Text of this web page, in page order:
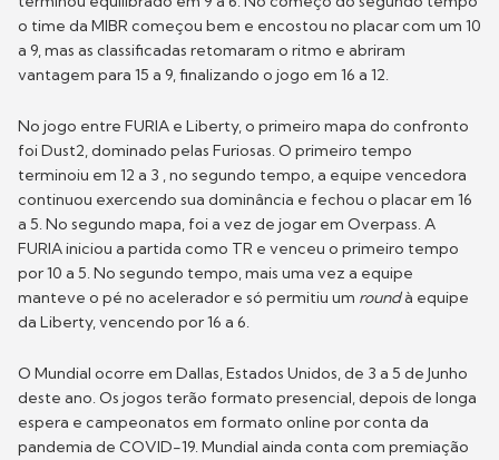
o time da MIBR começou bem e encostou no placar com um 10
a 9, mas as classificadas retomaram o ritmo e abriram
vantagem para 15 a 9, finalizando o jogo em 16 a 12.
No jogo entre FURIA e Liberty, o primeiro mapa do confronto
foi Dust2, dominado pelas Furiosas. O primeiro tempo
terminoiu em 12 a 3 , no segundo tempo, a equipe vencedora
continuou exercendo sua dominância e fechou o placar em 16
a 5. No segundo mapa, foi a vez de jogar em Overpass. A
FURIA iniciou a partida como TR e venceu o primeiro tempo
por 10 a 5. No segundo tempo, mais uma vez a equipe
manteve o pé no acelerador e só permitiu um roundà equipe
da Liberty, vencendo por 16 a 6.
O Mundial ocorre em Dallas, Estados Unidos, de 3 a 5 de Junho
deste ano. Os jogos terão formato presencial, depois de longa
espera e campeonatos em formato online por conta da
pandemia de COVID-19. Mundial ainda conta com premiação